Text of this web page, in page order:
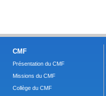
CMF
Présentation du CMF
Missions du CMF
Collège du CMF